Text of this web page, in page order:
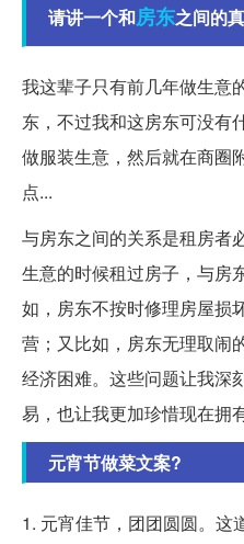
请讲一个和房东之间的
我这辈子只有前几年做生意
东，不过我和这房东可没有
做服装生意，然后就在商圈
点...
与房东之间的关系是租房者
生意的时候租过房子，与房
如，房东不按时修理房屋损
营；又比如，房东无理取闹
经济困难。这些问题让我深
易，也让我更加珍惜现在拥
元宵节做菜文案?
1. 元宵佳节，团团圆圆。这